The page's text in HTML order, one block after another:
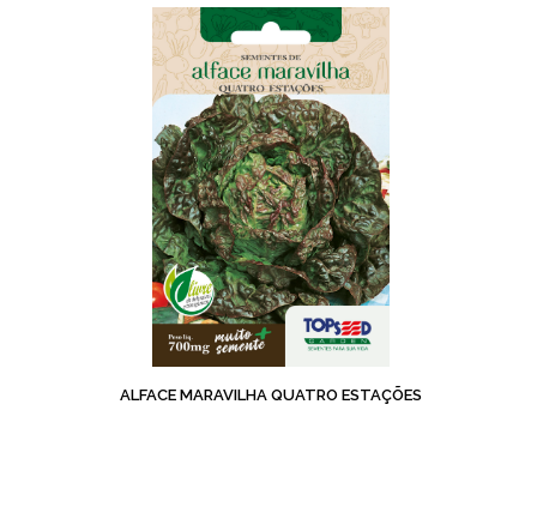
ALFACE MARAVILHA QUATRO ESTAÇÕES